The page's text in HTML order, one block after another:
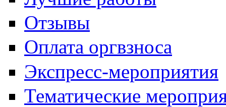
Отзывы
Оплата оргвзноса
Экспресс-мероприятия
Тематические